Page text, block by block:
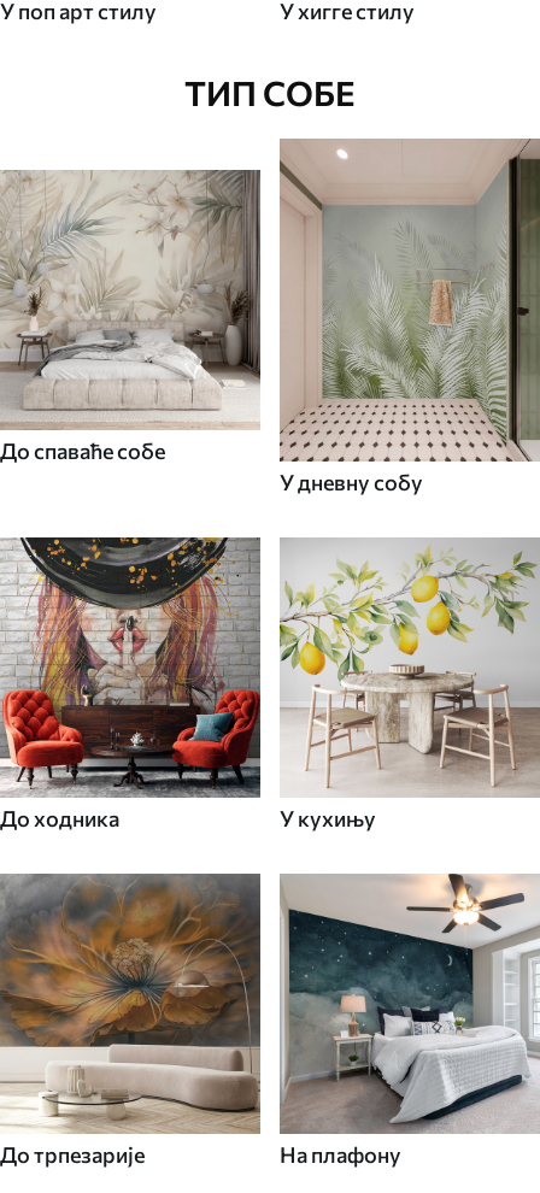
У поп арт стилу У хигге стилу
ТИП СОБЕ
До спаваће собе
У дневну собу
До ходника У кухињу
До трпезарије На плафону